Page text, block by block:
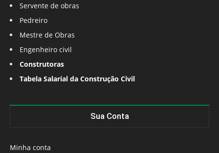
Servente de obras
Pedreiro
Mestre de Obras
Engenheiro civil
Construtoras
Tabela Salarial da Construção Civil
Sua Conta
Minha conta